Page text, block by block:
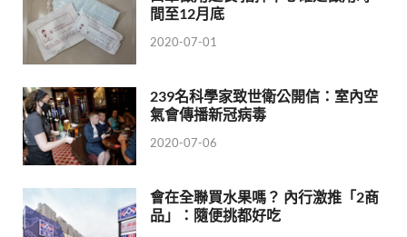
間至12月底
2020-07-01
239名科學家致世衛公開信：室內空
氣會傳播新冠病毒
2020-07-06
會在全聯買水果嗎？ 內行激推「2商
品」：隨便挑都好吃